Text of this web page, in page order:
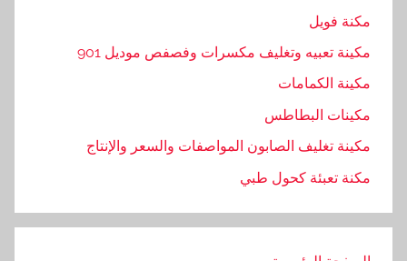
مكنة فويل
مكينة تعبيه وتغليف مكسرات وفصفص موديل 901
مكينة الكمامات
مكينات البطاطس
مكينة تغليف الصابون المواصفات والسعر والإنتاج
مكنة تعبئة كحول طبي